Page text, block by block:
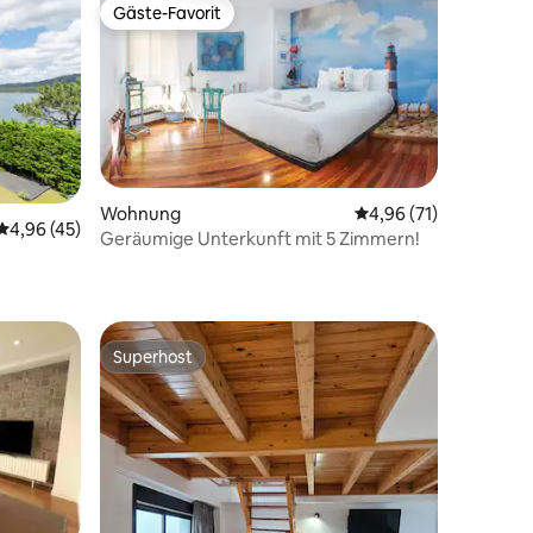
Bewertung: 4,96 von 5, 45 Bewertungen
4,96 (45)
Gäste-Favorit
Gäste-Favorit
Wohnung Durchschnittliche
4,96 (71)
Geräumige Unterkunft mit 5 Zimmern!
Superhost
Superhost